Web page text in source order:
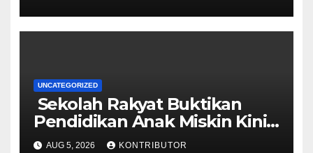
UNCATEGORIZED
Sekolah Rakyat Buktikan
Pendidikan Anak Miskin Kini
Menjadi Prioritas Negara
AUG 5, 2026 KONTRIBUTOR